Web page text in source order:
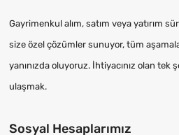
Gayrimenkul alım, satım veya yatırım
size özel çözümler sunuyor, tüm
yanınızda oluyoruz. İhtiyacınız olan tek
ulaşmak.
Sosyal Hesaplarımız